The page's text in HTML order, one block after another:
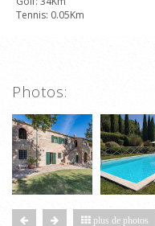
Tennis: 0.05Km
Photos:
plus de photos